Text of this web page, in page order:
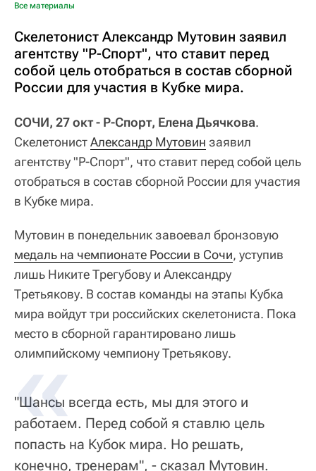
Все материалы
Скелетонист Александр Мутовин заявил
агентству "Р-Спорт", что ставит перед
собой цель отобраться в состав сборной
России для участия в Кубке мира.
СОЧИ, 27 окт - Р-Спорт, Елена Дьячкова.
СкелетонистАлександр Мутовин заявил
агентству "Р-Спорт", что ставит перед собой цель
отобраться в состав сборной России для участия
в Кубке мира.
Мутовин в понедельник завоевал бронзовую
медаль на чемпионате России в Сочи, уступив
лишь Никите Трегубову и Александру
Третьякову. В состав команды на этапы Кубка
мира войдут три российских скелетониста. Пока
место в сборной гарантировано лишь
олимпийскому чемпиону Третьякову.
"Шансы всегда есть, мы для этого и
работаем. Перед собой я ставлю цель
попасть на Кубок мира. Но решать,
конечно, тренерам", - сказал Мутовин.